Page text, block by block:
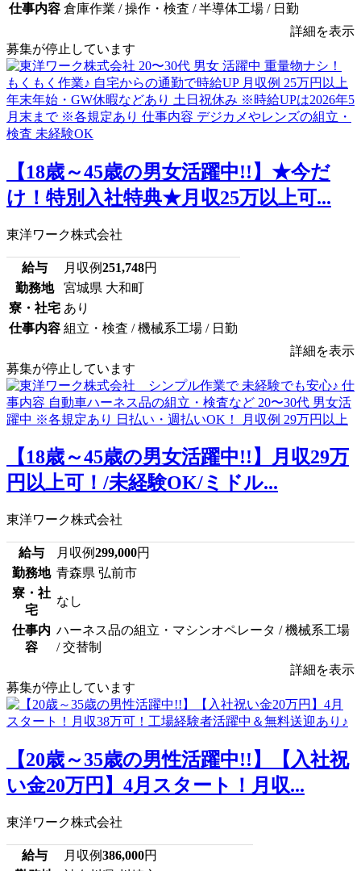
仕事内容 倉庫作業 / 操作・検査 / 半導体工場 / 日勤
詳細を表示
募集が停止しています
【18歳～45歳の男女活躍中!!】★今だ
け！特別入社特典★月収25万以上可...
東洋ワーク株式会社
給与 月収例251,748円
勤務地
宮城県 大和町
寮・社宅 あり
仕事内容 組立・検査 / 機械系工場 / 日勤
詳細を表示
募集が停止しています
【18歳～45歳の男女活躍中!!】月収29万
円以上可！/未経験OK/ミドル...
東洋ワーク株式会社
給与 月収例299,000円
勤務地 青森県 弘前市
寮・社
宅
なし
仕事内
容
ハーネス品の組立・マシンオペレータ / 機械系工場
/ 交替制
詳細を表示
募集が停止しています
【20歳～35歳の男性活躍中!!】【入社祝
い金20万円】4月スタート！月収...
東洋ワーク株式会社
給与 月収例386,000円